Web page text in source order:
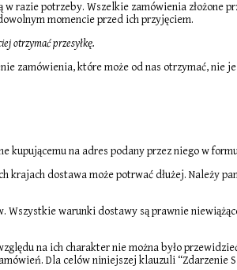
razie potrzeby. Wszelkie zamówienia złożone
momencie przed ich przyjęciem.
otrzymać przesyłkę.
zamówienia, które może od nas otrzymać, nie
kupującemu na adres podany przez niego w
krajach dostawa może potrwać dłużej. Należy
warunki dostawy są prawnie
na ich charakter nie można było
Dla celów niniejszej klauzuli “Zdarzenie